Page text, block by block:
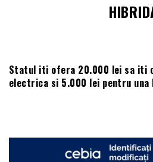
Statul iti ofera 20.000 lei sa iti
electrica si 5.000 lei pentru una